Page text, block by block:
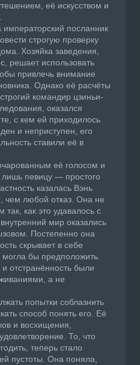
её искусством и
императорский посланник
строгую проверку
Хозяйка заведения,
решает использовать
привлечь внимание
Однако её расчёты
командир цзиньи-
оказался
с кем ей приходилось
и неприступен, его
ставили её в
её голосом и
лишь певицу — простого
казалась Вэнь
чем любой отказ. Она не
как это удавалось с
мир оказались
Постепенно она
скрывает в себе
бы предположить.
отстранённость были
а не
попытки соблазнить
способ понять его. Её
и восхищения,
То, что
теперь стало
пустоты. Она поняла,